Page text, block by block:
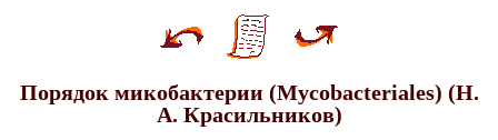
Порядок микобактерии (Mycobacteriales) (Н.
А. Красильников)